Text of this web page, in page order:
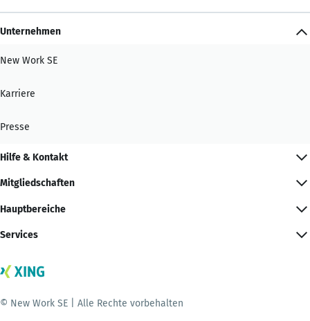
Unternehmen
New Work SE
Karriere
Presse
Hilfe & Kontakt
Mitgliedschaften
Hauptbereiche
Services
© New Work SE | Alle Rechte vorbehalten